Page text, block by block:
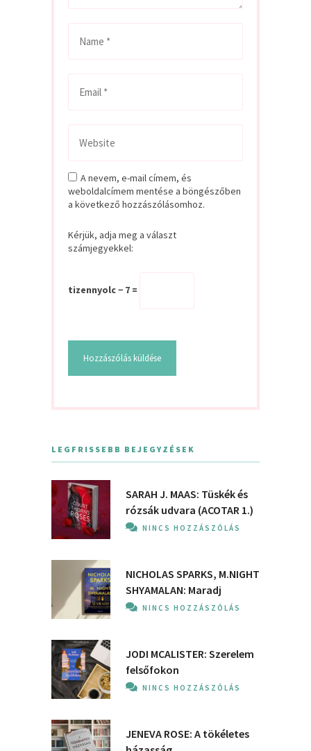
A nevem, e-mail címem, és
weboldalcímem mentése a böngészőben
a következő hozzászólásomhoz.
Kérjük, adja meg a választ
számjegyekkel:
tizennyolc − 7 =
LEGFRISSEBB BEJEGYZÉSEK
SARAH J. MAAS: Tüskék és
rózsák udvara (ACOTAR 1.)
NINCS HOZZÁSZÓLÁS
NICHOLAS SPARKS, M.NIGHT
SHYAMALAN: Maradj
NINCS HOZZÁSZÓLÁS
JODI MCALISTER: Szerelem
felsőfokon
NINCS HOZZÁSZÓLÁS
JENEVA ROSE: A ​tökéletes